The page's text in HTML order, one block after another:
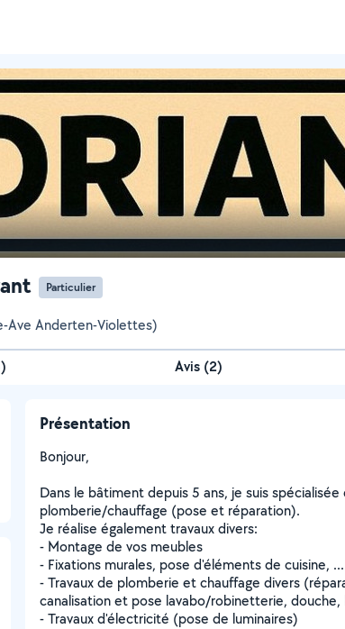
Particulier
Ave Anderten-Violettes)
) Avis (2)
Présentation
Bonjour,
Dans le bâtiment depuis 5 ans, je suis
plomberie/chauffage (pose et réparation).
Je réalise également travaux divers:
- Montage de vos meubles
- Fixations murales, pose d'éléments de cuisine, ...
- Travaux de plomberie et chauffage divers
canalisation et pose lavabo/robinetterie, douche,
- Travaux d'électricité (pose de luminaires)